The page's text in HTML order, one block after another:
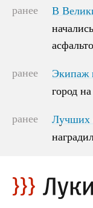
ранее
В
В
ранее
Экипаж
город
Экипаж
город
ранее
Лучших
Лучших